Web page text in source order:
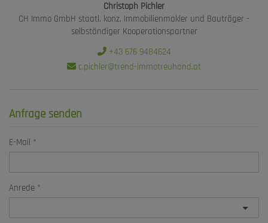
Christoph Pichler
CH Immo GmbH staatl. konz. Immobilienmakler und Bauträger -
selbständiger Kooperationspartner
+43 676 9484624
c.pichler@trend-immotreuhand.at
Anfrage senden
E-Mail
Anrede